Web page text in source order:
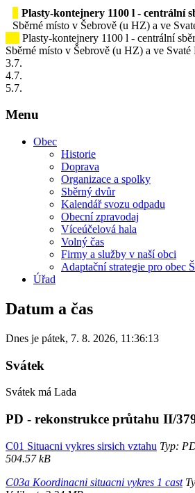
Plasty-kontejnery 1100 l - centrální
Sběrné místo v Šebrově (u HZ) a ve
Plasty-kontejnery 1100 l - centrální
Sběrné místo v Šebrově (u HZ) a ve
3.7.
4.7.
5.7.
Menu
Obec
Historie
Doprava
Organizace a spolky
Sběrný dvůr
Kalendář svozu odpadu
Obecní zpravodaj
Víceúčelová hala
Volný čas
Firmy a služby v naší obci
Adaptační strategie pro obec
Úřad
Datum a čas
Dnes je pátek, 7. 8. 2026, 11:36:13
Svátek
Svátek má Lada
PD - rekonstrukce průtahu II/
C01 Situacni vykres sirsich vztahu Typ:
504.57 kB
C03a Koordinacni situacni vykres 1 cast